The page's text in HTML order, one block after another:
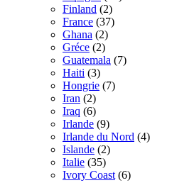
Finland (2)
France (37)
Ghana (2)
Gréce (2)
Guatemala (7)
Haiti (3)
Hongrie (7)
Iran (2)
Iraq (6)
Irlande (9)
Irlande du Nord (4)
Islande (2)
Italie (35)
Ivory Coast (6)